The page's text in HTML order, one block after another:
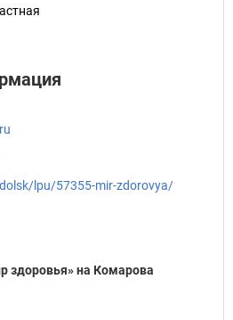
lpu/57355-mir-zdorovya/
здоровья» на Комарова